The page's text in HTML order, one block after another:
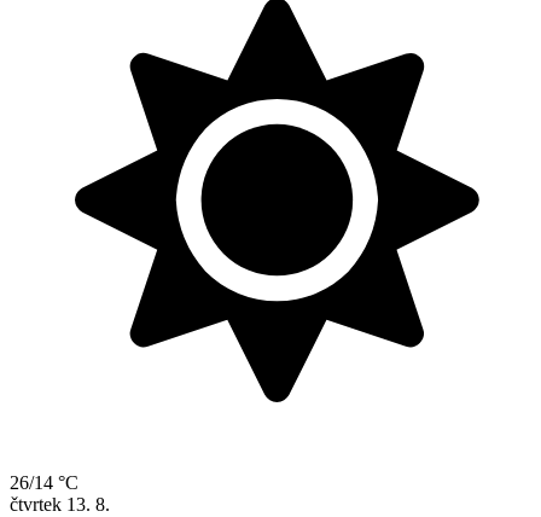
26/14 °C
čtvrtek 13. 8.